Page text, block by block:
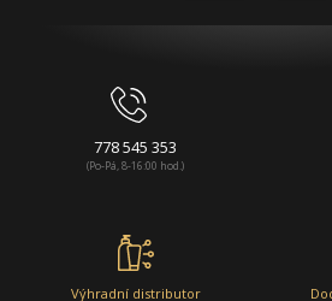
778 545 353
(Po-Pá, 8-16:00 hod.)
Výhradní distributor